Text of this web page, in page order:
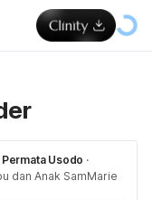
Permata Usodo ·
dan Anak SamMarie